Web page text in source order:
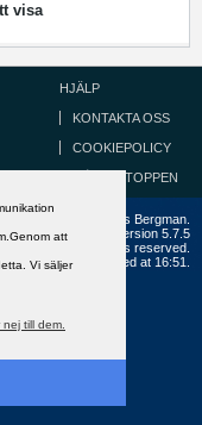
att
Vi säljer
till dem.
visa
HJÄLP
KONTAKTA OSS
COOKIEPOLICY
GÅ TILL TOPPEN
2002 av Anders Bergman.
byvBulletin®
Version 5.7.5
vBulletin. All rights reserved.
page was generated at 16:51.